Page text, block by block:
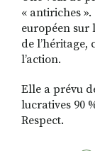
« antiriches
européen sur
de l’héritage,
l’action.
Elle a prévu
lucratives 90
Respect.